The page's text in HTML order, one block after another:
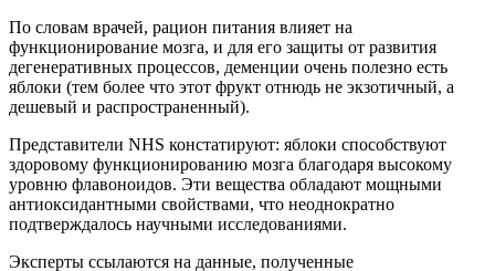
По словам врачей, рацион питания влияет на
функционирование мозга, и для его защиты от развития
дегенеративных процессов, деменции очень полезно есть
яблоки (тем более что этот фрукт отнюдь не экзотичный, а
дешевый и распространенный).
Представители NHS констатируют: яблоки способствуют
здоровому функционированию мозга благодаря высокому
уровню флавоноидов. Эти вещества обладают мощными
антиоксидантными свойствами, что неоднократно
подтверждалось научными исследованиями.
Эксперты ссылаются на данные, полученные